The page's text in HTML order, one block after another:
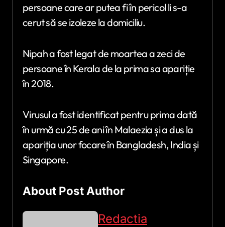
persoane care ar putea fi în pericol li s-a
cerut să se izoleze la domiciliu.
Nipah a fost legat de moartea a zeci de
persoane în Kerala de la prima sa apariție
în 2018.
Virusul a fost identificat pentru prima dată
în urmă cu 25 de ani în Malaezia și a dus la
apariția unor focare în Bangladesh, India și
Singapore.
About Post Author
Redactia